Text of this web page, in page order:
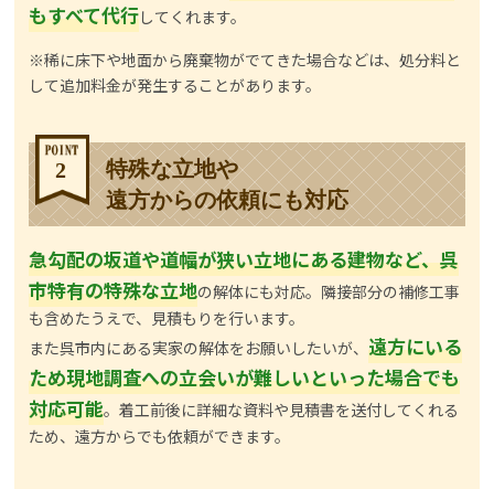
もすべて代行してくれます。
※稀に床下や地面から廃棄物がでてきた場合などは、処分料と
して追加料金が発生することがあります。
2
特殊な立地や
遠方からの依頼にも対応
急勾配の坂道や道幅が狭い立地にある建物など、呉
市特有の特殊な立地の解体にも対応。隣接部分の補修工事
も含めたうえで、見積もりを行います。
また呉市内にある実家の解体をお願いしたいが、遠方にいる
ため現地調査への立会いが難しいといった場合でも
対応可能。着工前後に詳細な資料や見積書を送付してくれる
ため、遠方からでも依頼ができます。